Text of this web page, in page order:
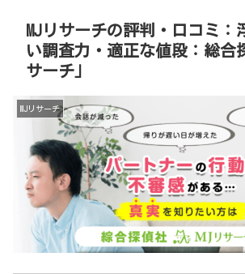
MJリサーチの評判・口コミ：
い調査力・適正な値段：総合
サーチ」
MJリサーチ